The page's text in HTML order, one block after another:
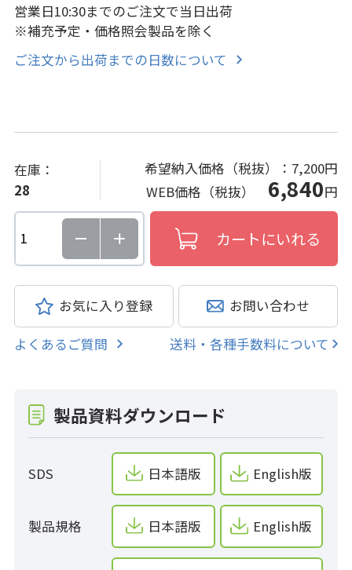
営業日10:30までのご注文で当日出荷
※補充予定・価格照会製品を除く
ご注文から出荷までの日数について
在庫：
28
希望納入価格（税抜）： 7,200円
WEB価格（税抜） 6,840円
お気に入り登録 お問い合わせ
よくあるご質問 送料・各種手数料について
製品資料ダウンロード
SDS 日本語版 English版
製品規格 日本語版 English版